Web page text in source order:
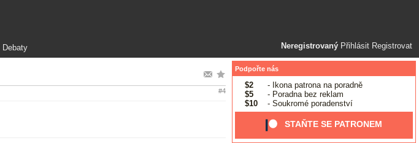
Neregistrovaný Přihlásit Registrovat
Debaty
#4
Podpořte nás
$2
- Ikona patrona na poradně
$5
- Poradna bez reklam
$10
- Soukromé poradenství
STAŇTE SE PATRONEM